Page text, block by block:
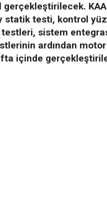
gerçekleştirilecek.
statik testi, kontrol
testleri, sistem
ardından motor
içinde